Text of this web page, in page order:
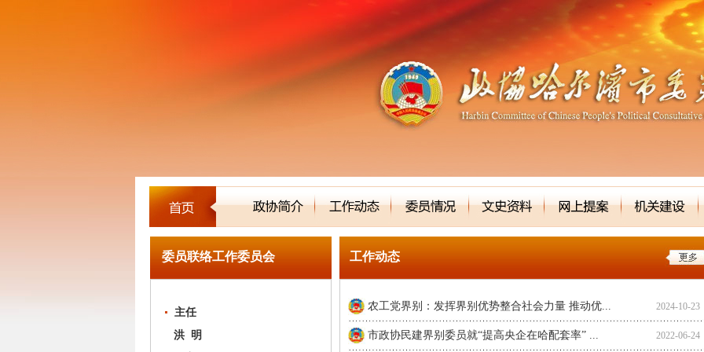
委员联络工作委员会 工作动态
主任
洪 明
农工党界别：发挥界别优势整合社会力量 推动优... 2024-10-23
市政协民建界别委员就“提高央企在哈配套率” ... 2022-06-24